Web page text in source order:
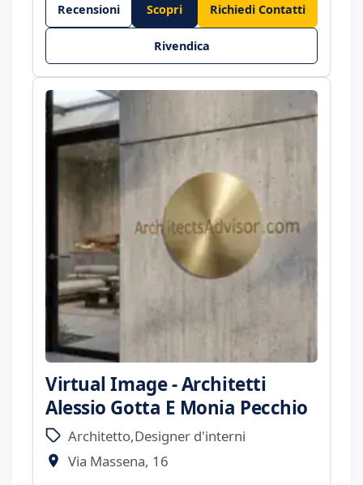
Recensioni Scopri Richiedi Contatti
Rivendica
Virtual Image - Architetti
Alessio Gotta E Monia Pecchio
Architetto,Designer d'interni
Via Massena, 16